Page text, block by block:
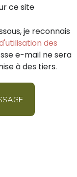
ce site
je reconnais
des
e-mail ne sera
à des tiers.